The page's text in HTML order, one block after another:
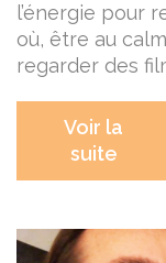
l’énergie pour
où, être au
regarder des
Voir la
suite